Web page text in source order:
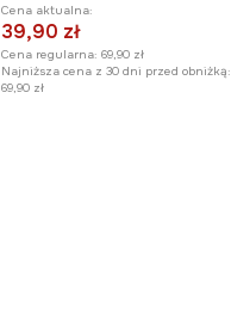
Cena aktualna:
39,90 zł
Cena regularna: 69,90 zł
Najniższa cena z 30 dni przed obniżką:
69,90 zł